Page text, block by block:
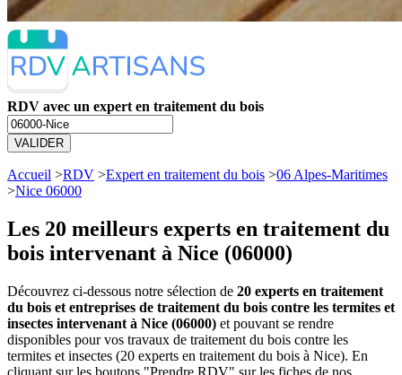
RDV avec un expert en traitement du bois
VALIDER
Accueil >RDV >Expert en traitement du bois >06 Alpes-Maritimes
>Nice 06000
Les 20 meilleurs experts en traitement du
bois intervenant à Nice (06000)
Découvrez ci-dessous notre sélection de 20 experts en traitement
du bois et entreprises de traitement du bois contre les termites et
insectes intervenant à Nice (06000) et pouvant se rendre
disponibles pour vos travaux de traitement du bois contre les
termites et insectes (20 experts en traitement du bois à Nice). En
cliquant sur les boutons "Prendre RDV" sur les fiches de nos